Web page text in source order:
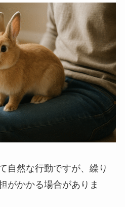
自然な行動ですが、繰り
がかかる場合がありま